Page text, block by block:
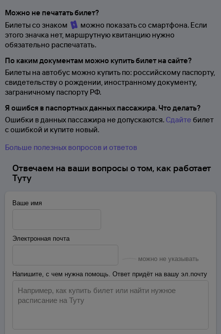
Можно не печатать билет?
Билеты со знаком
можно показать со смартфона. Если
этого значка нет, маршрутную квитанцию нужно
обязательно распечатать.
По каким документам можно купить билет на сайте?
Билеты на автобус можно купить по: российскому паспорту,
свидетельству о рождении, иностранному документу,
заграничному паспорту РФ.
Я ошибся в паспортных данных пассажира. Что делать?
Ошибки в данных пассажира не допускаются. Сдайте билет
с ошибкой и купите новый.
Больше полезных вопросов и ответов
Отвечаем на ваши вопросы о том, как работает
Туту
Ваше имя
Электронная почта
можно не указывать
Напишите, с чем нужна помощь. Ответ придёт на вашу эл.почту